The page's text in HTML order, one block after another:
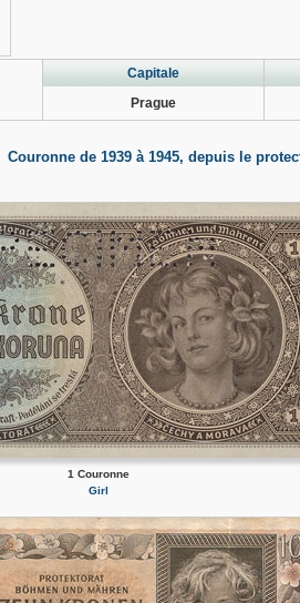
Capitale
Prague
Couronne de 1939 à 1945, depuis le
1 Couronne
Girl